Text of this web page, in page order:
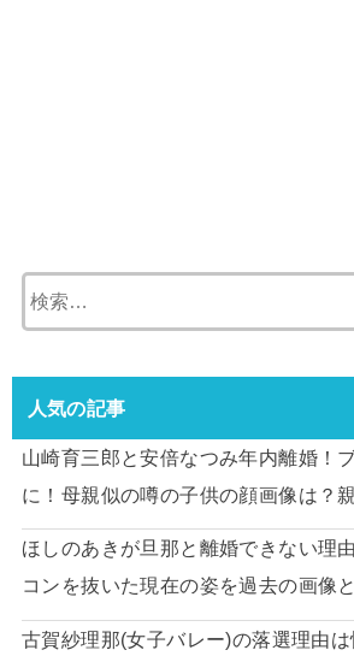
索:
人気の記事
山崎育三郎と安倍なつみ年内離婚！
に！母親似の噂の子供の顔画像は？
ほしのあきが旦那と離婚できない理
コンを抜いた現在の姿を過去の画像
古賀紗理那(女子バレー)の落選理由